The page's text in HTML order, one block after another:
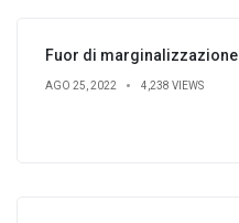
Fuor di marginalizzazione
AGO 25, 2022 4,238 VIEWS